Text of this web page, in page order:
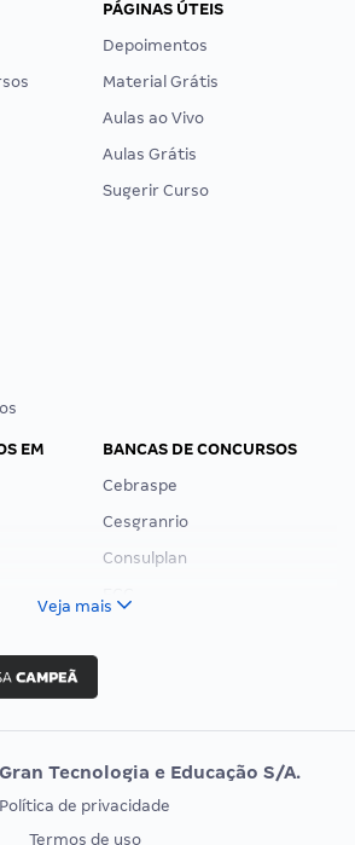
PÁGINAS ÚTEIS
Depoimentos
Material Grátis
Aulas ao Vivo
Aulas Grátis
Sugerir Curso
EM
BANCAS DE CONCURSOS
Cebraspe
Cesgranrio
Consulplan
Vunesp
EXAME DE ORDEM
Veja mais
Tecnologia e Educação S/A.
Política de privacidade
Termos de uso